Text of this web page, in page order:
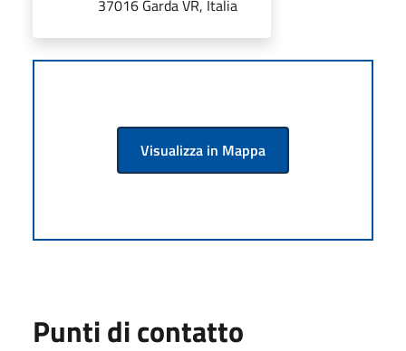
37016 Garda VR, Italia
Visualizza in Mappa
Punti di contatto